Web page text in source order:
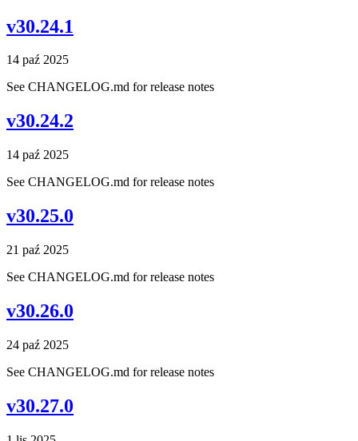
v30.24.1
14 paź 2025
See CHANGELOG.md for release notes
v30.24.2
14 paź 2025
See CHANGELOG.md for release notes
v30.25.0
21 paź 2025
See CHANGELOG.md for release notes
v30.26.0
24 paź 2025
See CHANGELOG.md for release notes
v30.27.0